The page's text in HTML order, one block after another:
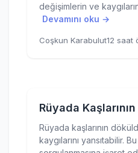
değişimlerin ve
Devamını oku →
Coşkun Karabulut12 saat
Rüyada
Rüyada kaşlarının
kaygılarını yansıtabilir.